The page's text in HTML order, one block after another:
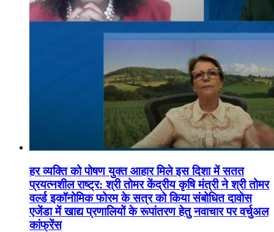
हर व्यक्ति को पोषण युक्त आहार मिले इस दिशा में सतत
प्रयत्नशील राष्ट्र: श्री तोमर केंद्रीय कृषि मंत्री ने श्री तोमर
वर्ल्ड इकॉनोमिक फोरम के सत्र को किया संबोधित दावोस
एजेंडा में खाद्य प्रणालियों के रूपांतरण हेतु नवाचार पर वर्चुअल
कांफ्रेंस